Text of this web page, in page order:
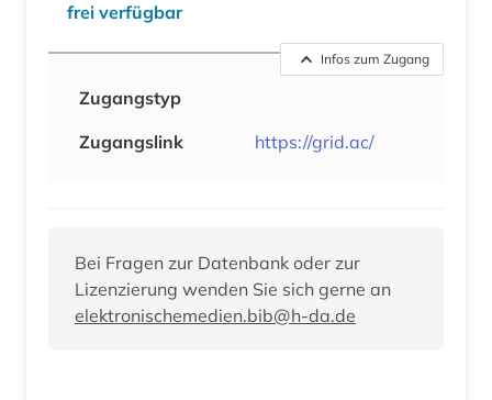
frei verfügbar
Infos zum Zugang
Zugangstyp
Zugangslink
https://grid.ac/
Bei Fragen zur Datenbank oder zur
Lizenzierung wenden Sie sich gerne an
elektronischemedien.bib@h-da.de